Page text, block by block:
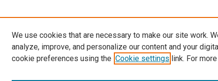
We use cookies that are necessary to make our site work.
analyze, improve, and personalize our content and your
cookie preferences using the Cookie settings link. For